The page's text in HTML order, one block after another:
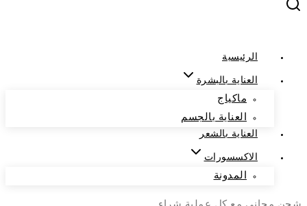
الرئيسية
العناية بالبشرة
ماكياج
العناية بالجسم
العناية بالشعر
الاكسسورات
المدونة